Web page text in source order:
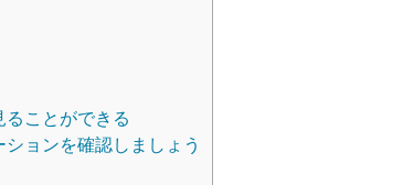
ことができる
ョンを確認しましょう